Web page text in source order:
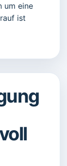
um eine
ist